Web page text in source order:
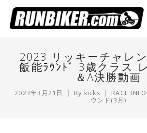
2023 リッキーチャレ
飯能ﾗｳﾝﾄﾞ 3歳クラス
＆A決勝動画
2023年3月21日 By kicks RACE INFO
ウンド(3月)